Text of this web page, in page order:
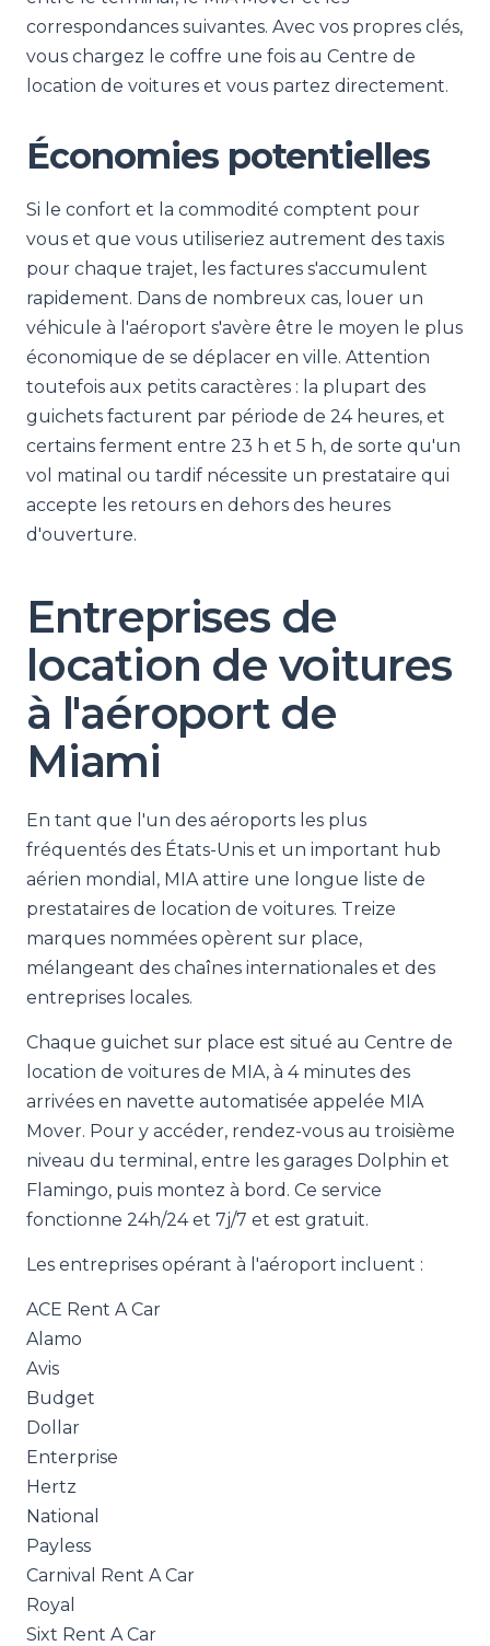
correspondances suivantes. Avec vos propres clés,
vous chargez le coffre une fois au Centre de
location de voitures et vous partez directement.
Économies potentielles
Si le confort et la commodité comptent pour
vous et que vous utiliseriez autrement des taxis
pour chaque trajet, les factures s'accumulent
rapidement. Dans de nombreux cas, louer un
véhicule à l'aéroport s'avère être le moyen le plus
économique de se déplacer en ville. Attention
toutefois aux petits caractères : la plupart des
guichets facturent par période de 24 heures, et
certains ferment entre 23 h et 5 h, de sorte qu'un
vol matinal ou tardif nécessite un prestataire qui
accepte les retours en dehors des heures
d'ouverture.
Entreprises de
location de voitures
à l'aéroport de
Miami
En tant que l'un des aéroports les plus
fréquentés des États-Unis et un important hub
aérien mondial, MIA attire une longue liste de
prestataires de location de voitures. Treize
marques nommées opèrent sur place,
mélangeant des chaînes internationales et des
entreprises locales.
Chaque guichet sur place est situé au Centre de
location de voitures de MIA, à 4 minutes des
arrivées en navette automatisée appelée MIA
Mover. Pour y accéder, rendez-vous au troisième
niveau du terminal, entre les garages Dolphin et
Flamingo, puis montez à bord. Ce service
fonctionne 24h/24 et 7j/7 et est gratuit.
Les entreprises opérant à l'aéroport incluent :
ACE Rent A Car
Alamo
Avis
Budget
Dollar
Enterprise
Hertz
National
Payless
Carnival Rent A Car
Royal
Sixt Rent A Car